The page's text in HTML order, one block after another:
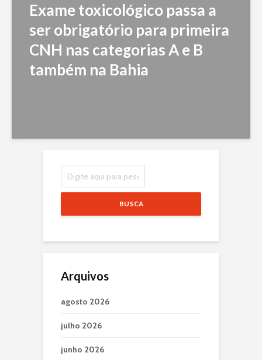
Exame toxicológico passa a
ser obrigatório para primeira
CNH nas categorias A e B
também na Bahia
BUSCA
Arquivos
agosto 2026
julho 2026
junho 2026